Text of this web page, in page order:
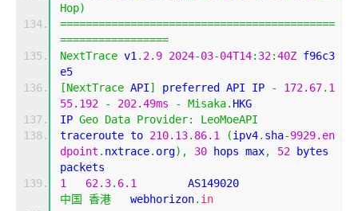
Hop)
===========================================
=================
NextTrace v1 . 2.9 2024-03-04T14: 32:40Z f96c3
e5
[NextTrace API] preferred API IP - 172.67. 1
55.192
- 202.49ms - Misaka. HKG
IP Geo Data Provider:
LeoMoeAPI
traceroute to 210.13. 86.1 (ipv4. sha-9929.en
dpoint . nxtrace. org), 30 hops max, 52 bytes
packets
1
62.3. 6.1
中国 香港
   webhorizon
. in